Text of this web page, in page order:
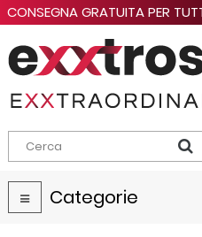
CONSEGNA GRATUITA PER
Navigazione
Toggle
Categorie